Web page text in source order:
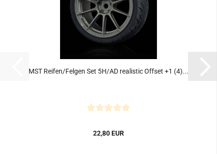
MST Reifen/Felgen Set 5H/AD realistic Offset +1 (4)...
22,80 EUR